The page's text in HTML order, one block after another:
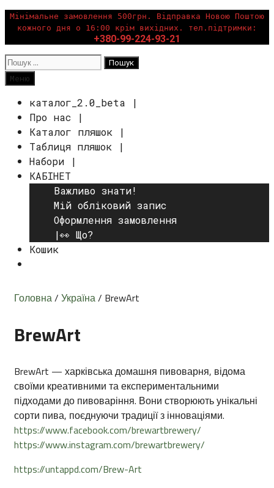
Перейти
вмісту
Мінімальне замовлення 500грн. Відправка Новою Поштою
кожного дня о 16:00 крім вихідних. тел.підтримки:
+380-99-224-93-21
Пошук:
Пошук
Меню
каталог_2.0_beta |
Про нас |
Каталог пляшок |
Таблиця пляшок |
Набори |
КАБІНЕТ
Важливо знати!
Мій обліковий запис
Оформлення замовлення
|👀 Що?
Кошик
Головна/ Україна/ BrewArt
BrewArt
BrewArt — харківська домашня пивоварня, відома
своїми креативними та експериментальними
підходами до пивоваріння. Вони створюють унікальні
сорти пива, поєднуючи традиції з інноваціями.
https://www.facebook.com/brewartbrewery/
https://www.instagram.com/brewartbrewery/
https://untappd.com/Brew-Art